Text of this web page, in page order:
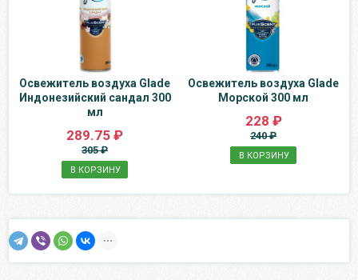
Освежитель воздуха Glade
Индонезийский сандал 300
мл
289.75 ₽
305 ₽
В КОРЗИНУ
Освежитель воздуха Glade
Морской 300 мл
228 ₽
240 ₽
В КОРЗИНУ